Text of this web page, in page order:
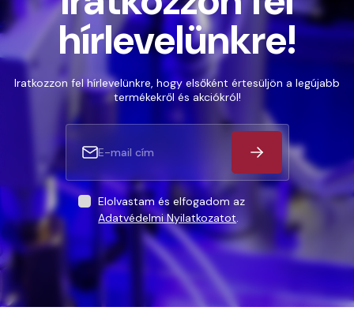
hírlevelünkre!
Iratkozzon fel hírlevelünkre, hogy elsőként értesüljön a legújabb
termékekről és akciókról!
Elolvastam és elfogadom az
Adatvédelmi Nyilatkozatot.